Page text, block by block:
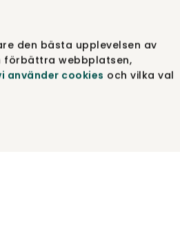
den bästa upplevelsen av
förbättra webbplatsen,
använder cookies och vilka val